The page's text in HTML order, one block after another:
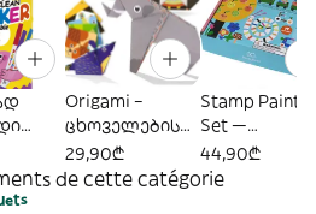
—
Origami –
ცხოველების
ჯადოსნური
სამყარო
29,90₾
Stamp Paint
Set —
ბეჭდებით
ხატვის არტ-
44,90₾
de cette catégorie